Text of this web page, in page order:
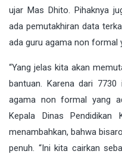
ujar Mas Dhito. Pihaknya
ada pemutakhiran data
ada guru agama non formal
“Yang jelas kita akan
bantuan. Karena dari
agama non formal yang
Kepala Dinas Pendidikan
menambahkan, bahwa
penuh. “Ini kita cairkan